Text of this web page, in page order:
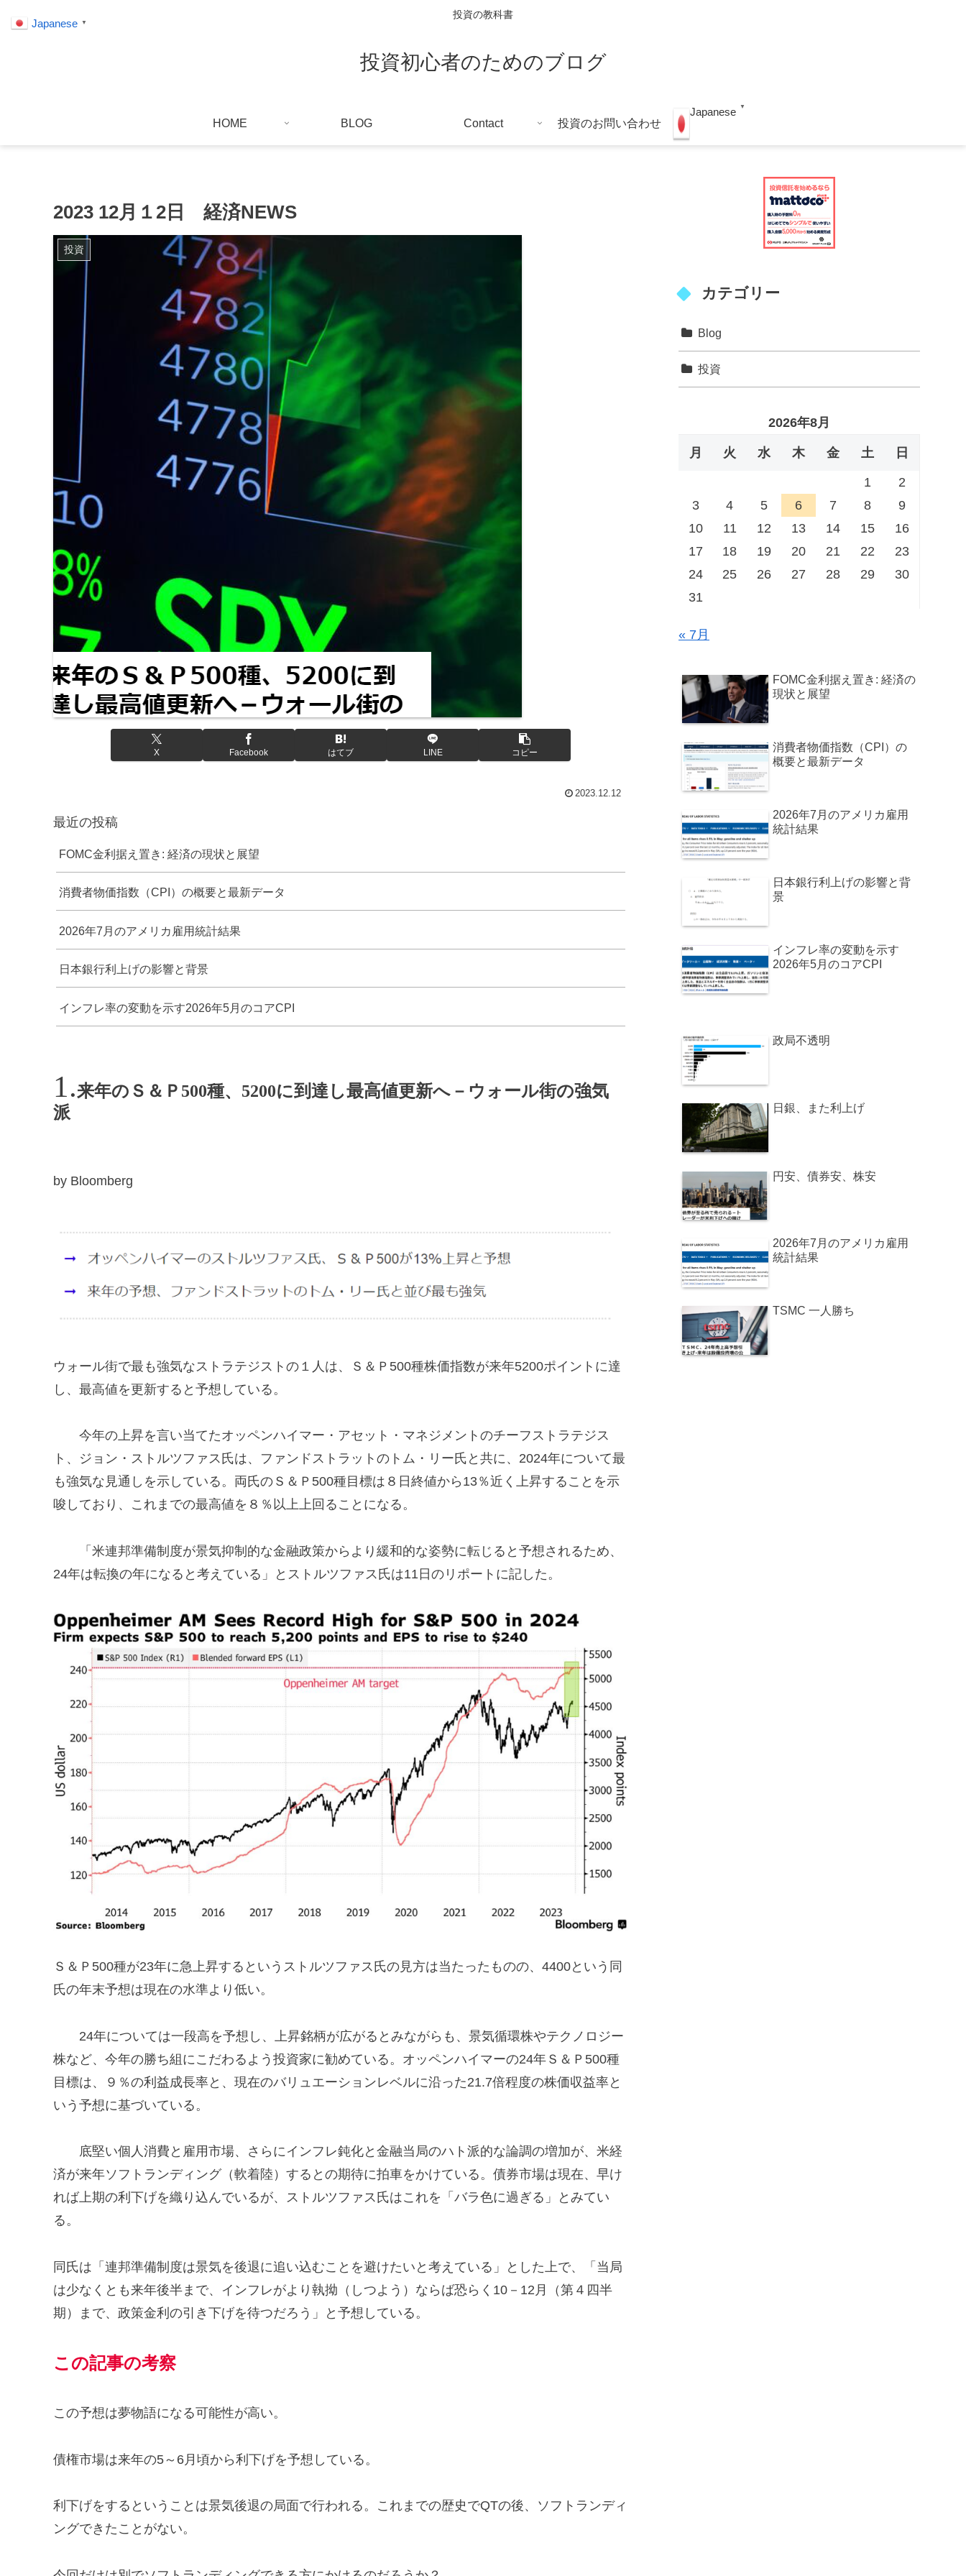
投資の教科書
投資初心者のためのブログ
HOME BLOG Contact 投資のお問い合わせ
Japanese ▼
2023 12月１2日 経済NEWS
投資
X Facebook はてブ LINE コピー
2023.12.12
最近の投稿
FOMC金利据え置き: 経済の現状と展望
消費者物価指数（CPI）の概要と最新データ
2026年7月のアメリカ雇用統計結果
日本銀行利上げの影響と背景
インフレ率の変動を示す2026年5月のコアCPI
来年のＳ＆Ｐ500種、5200に到達し最高値更新へ－ウォール街の強気
派
by Bloomberg
ウォール街で最も強気なストラテジストの１人は、Ｓ＆Ｐ500種株価指数が来年5200ポイントに達
し、最高値を更新すると予想している。
今年の上昇を言い当てたオッペンハイマー・アセット・マネジメントのチーフストラテジス
ト、ジョン・ストルツファス氏は、ファンドストラットのトム・リー氏と共に、2024年について最
も強気な見通しを示している。両氏のＳ＆Ｐ500種目標は８日終値から13％近く上昇することを示
唆しており、これまでの最高値を８％以上上回ることになる。
「米連邦準備制度が景気抑制的な金融政策からより緩和的な姿勢に転じると予想されるため、
24年は転換の年になると考えている」とストルツファス氏は11日のリポートに記した。
Ｓ＆Ｐ500種が23年に急上昇するというストルツファス氏の見方は当たったものの、4400という同
氏の年末予想は現在の水準より低い。
24年については一段高を予想し、上昇銘柄が広がるとみながらも、景気循環株やテクノロジー
株など、今年の勝ち組にこだわるよう投資家に勧めている。オッペンハイマーの24年Ｓ＆Ｐ500種
目標は、９％の利益成長率と、現在のバリュエーションレベルに沿った21.7倍程度の株価収益率と
いう予想に基づいている。
底堅い個人消費と雇用市場、さらにインフレ鈍化と金融当局のハト派的な論調の増加が、米経
済が来年ソフトランディング（軟着陸）するとの期待に拍車をかけている。債券市場は現在、早け
れば上期の利下げを織り込んでいるが、ストルツファス氏はこれを「バラ色に過ぎる」とみてい
る。
同氏は「連邦準備制度は景気を後退に追い込むことを避けたいと考えている」とした上で、「当局
は少なくとも来年後半まで、インフレがより執拗（しつよう）ならば恐らく10－12月（第４四半
期）まで、政策金利の引き下げを待つだろう」と予想している。
この記事の考察
この予想は夢物語になる可能性が高い。
債権市場は来年の5～6月頃から利下げを予想している。
利下げをするということは景気後退の局面で行われる。これまでの歴史でQTの後、ソフトランディ
ングできたことがない。
カテゴリー
Blog
投資
2026年8月
月 火 水 木 金 土 日
1
2
3
4 5 6 7 8
9
10
11 12 13 14 15
16
17
18 19 20 21 22
23
24
25 26 27 28 29
30
31
« 7月
FOMC金利据え置き: 経済の
現状と展望
消費者物価指数（CPI）の
概要と最新データ
2026年7月のアメリカ雇用
統計結果
日本銀行利上げの影響と背
景
インフレ率の変動を示す
2026年5月のコアCPI
政局不透明
日銀、また利上げ
円安、債券安、株安
2026年7月のアメリカ雇用
統計結果
TSMC 一人勝ち
Japanese ▼